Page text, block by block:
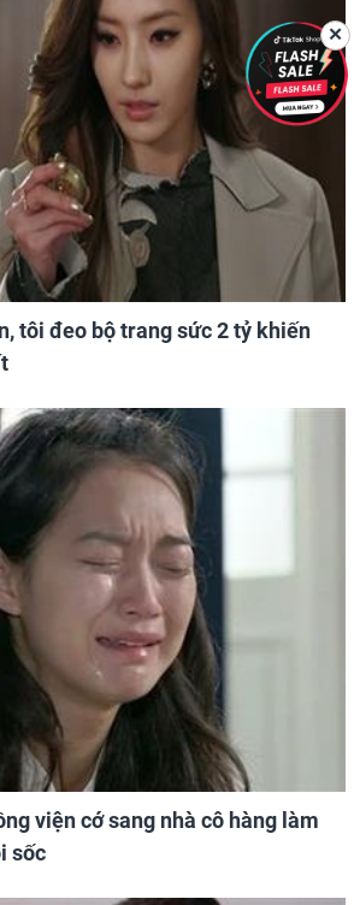
tôi đeo bộ trang sức 2 tỷ khiến
viện cớ sang nhà cô hàng làm
sốc
✕